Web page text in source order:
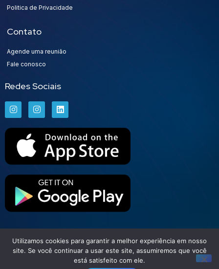
Politica de Privacidade
Contato
Agende uma reunião
Fale conosco
Redes Sociais
Set Free | Soluções Financeiras
Todos direitos reservados © 2026
Utilizamos cookies para garantir a melhor experiência em nosso
site. Se você continuar a usar este site, assumiremos que você
está satisfeito com ele.